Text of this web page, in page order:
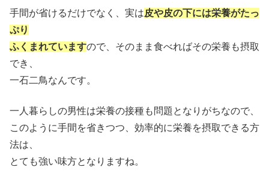
手間が省けるだけでなく、実は皮や皮の下には栄養がたっ
ぷり
ふくまれていますので、そのまま食べればその栄養も摂取
でき、
一石二鳥なんです。
一人暮らしの男性は栄養の接種も問題となりがちなので、
このように手間を省きつつ、効率的に栄養を摂取できる方
法は、
とても強い味方となりますね。